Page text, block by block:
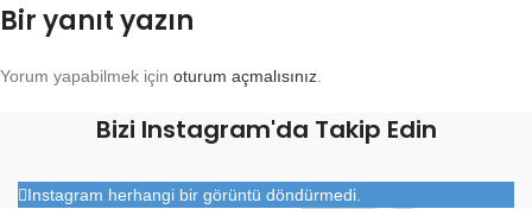
Bir yanıt yazın
Yorum yapabilmek için oturum açmalısınız
Bizi Instagram'da Takip Edin
Instagram herhangi bir görüntü döndürmedi.